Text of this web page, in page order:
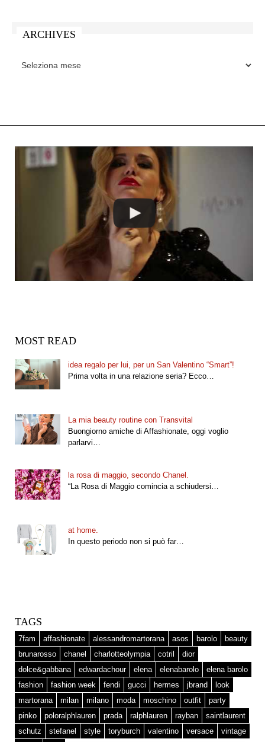
ARCHIVES
MOST READ
idea regalo per lui, per un San Valentino “Smart”!
Prima volta in una relazione seria? Ecco…
La mia beauty routine con Transvital
Buongiorno amiche di Affashionate, oggi voglio
parlarvi…
la rosa di maggio, secondo Chanel.
“La Rosa di Maggio comincia a schiudersi…
at home.
In questo periodo non si può far…
TAGS
7fam affashionate alessandromartorana asos barolo
beauty
brunarosso
chanel charlotteolympia cotril
dior
dolce&gabbana
edwardachour elena elenabarolo
elena barolo
fashion
fashion week fendi gucci hermes jbrand
look
martorana
milan milano moda moschino outfit
party
pinko
poloralphlauren prada ralphlauren rayban
saintlaurent
schutz
stefanel style toryburch valentino versace
vintage